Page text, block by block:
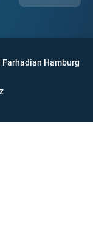
Farhadian Hamburg